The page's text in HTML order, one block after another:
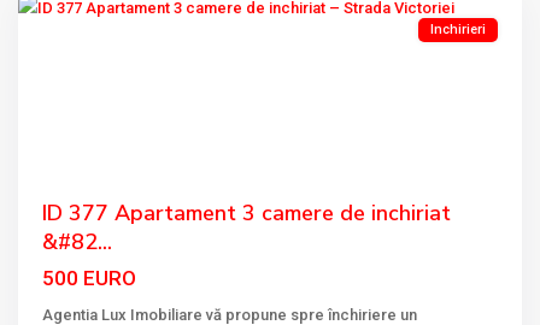
Inchirieri
ID 377 Apartament 3 camere de inchiriat
&#82...
500 EURO
Agentia Lux Imobiliare vă propune spre închiriere un